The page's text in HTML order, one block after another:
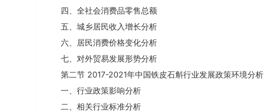
四、全社会消费品零售总额
五、城乡居民收入增长分析
六、居民消费价格变化分析
七、对外贸易发展形势分析
第二节 2017-2021年中国铁皮石斛行业发展政策环境分析
一、行业政策影响分析
二、相关行业标准分析